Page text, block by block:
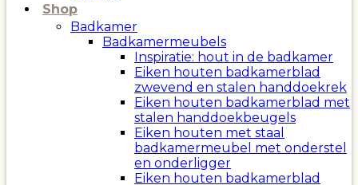
Shop
Badkamer
Badkamermeubels
Inspiratie: hout in de badkamer
Eiken houten badkamerblad
zwevend en stalen handdoekrek
Eiken houten badkamerblad met
stalen handdoekbeugels
Eiken houten met staal
badkamermeubel met onderstel
en onderligger
Eiken houten badkamerblad